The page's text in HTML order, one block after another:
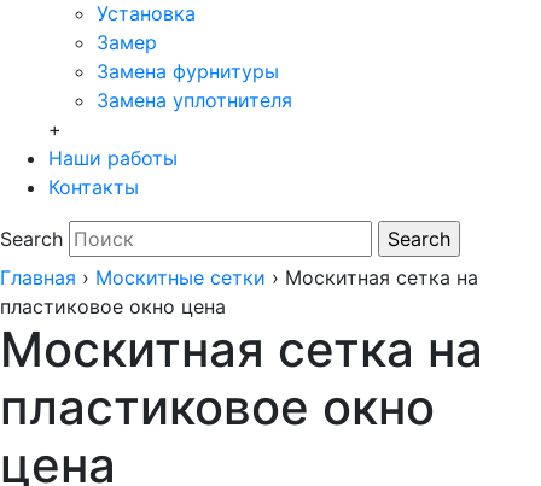
Установка
Замер
Замена фурнитуры
Замена уплотнителя
+
Наши работы
Контакты
Search
Главная › Москитные сетки › Москитная сетка на
пластиковое окно цена
Москитная сетка на
пластиковое окно
цена